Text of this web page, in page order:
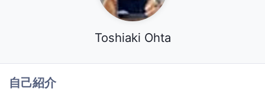
Toshiaki Ohta
自己紹介